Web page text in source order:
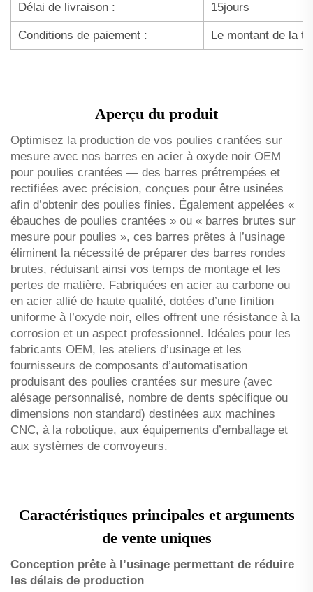
Délai de livraison : 15jours
Conditions de paiement : Le montant de la
Aperçu du produit
Optimisez la production de vos poulies crantées sur
mesure avec nos barres en acier à oxyde noir OEM
pour poulies crantées — des barres prétrempées et
rectifiées avec précision, conçues pour être usinées
afin d’obtenir des poulies finies. Également appelées «
ébauches de poulies crantées » ou « barres brutes sur
mesure pour poulies », ces barres prêtes à l’usinage
éliminent la nécessité de préparer des barres rondes
brutes, réduisant ainsi vos temps de montage et les
pertes de matière. Fabriquées en acier au carbone ou
en acier allié de haute qualité, dotées d’une finition
uniforme à l’oxyde noir, elles offrent une résistance à la
corrosion et un aspect professionnel. Idéales pour les
fabricants OEM, les ateliers d’usinage et les
fournisseurs de composants d’automatisation
produisant des poulies crantées sur mesure (avec
alésage personnalisé, nombre de dents spécifique ou
dimensions non standard) destinées aux machines
CNC, à la robotique, aux équipements d’emballage et
aux systèmes de convoyeurs.
Caractéristiques principales et arguments
de vente uniques
Conception prête à l’usinage permettant de réduire
les délais de production